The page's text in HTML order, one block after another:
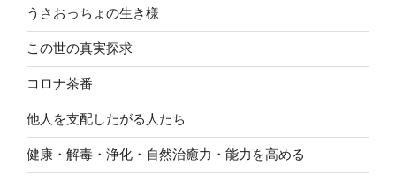
うさおっちょの生き様
この世の真実探求
コロナ茶番
他人を支配したがる人たち
健康・解毒・浄化・自然治癒力・能力を高める